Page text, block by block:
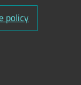
policy